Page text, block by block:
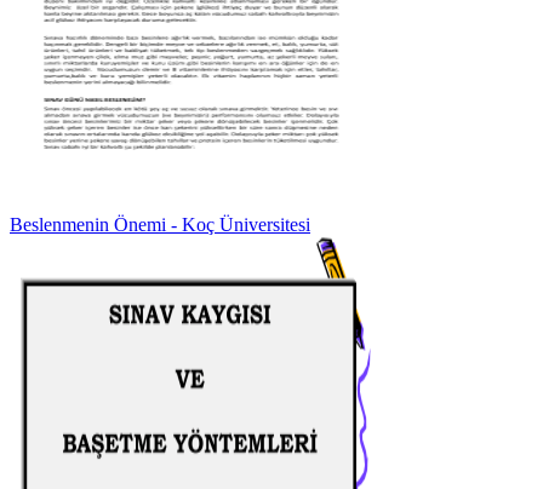
Beslenmenin Önemi - Koç Üniversitesi